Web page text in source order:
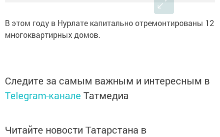
В этом году в Нурлате капитально отремонтированы 12
многоквартирных домов.
Следите за самым важным и интересным в
Telegram-канале Татмедиа
Читайте новости Татарстана в